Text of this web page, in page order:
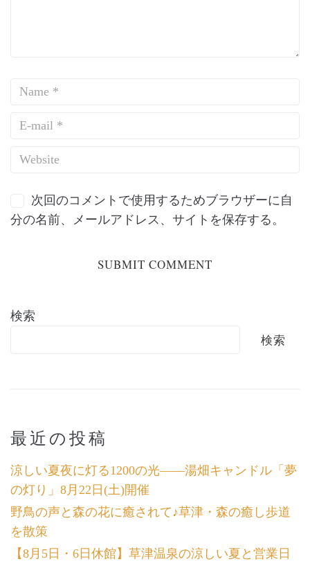
次回のコメントで使用するためブラウザーに自
分の名前、メールアドレス、サイトを保存する。
検索
検索
最近の投稿
涼しい夏夜に灯る1200の光――湯畑キャンドル「夢
の灯り」8月22日(土)開催
野鳥の声と森の花に癒されて♪草津・森の癒し歩道
を散策
【8月5日・6日休館】草津温泉の涼しい夏と営業日